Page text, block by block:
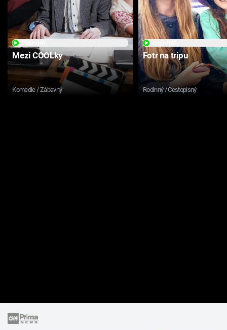
Mezi COOLky
Komedie / Zábavný
Fotr na tripu
Rodinný / Cestopisný